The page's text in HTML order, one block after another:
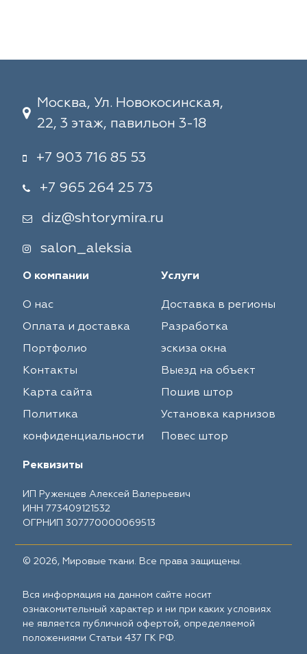
Москва, Ул. Новокосинская,
22, 3 этаж, павильон 3-18
+7 903 716 85 53
+7 965 264 25 73
diz@shtorymira.ru
salon_aleksia
О компании
О нас
Оплата и доставка
Портфолио
Контакты
Карта сайта
Политика
конфиденциальности
Услуги
Доставка в регионы
Разработка
эскиза окна
Выезд на объект
Пошив штор
Установка карнизов
Повес штор
Реквизиты
ИП Руженцев Алексей Валерьевич
ИНН 773409121532
ОГРНИП 307770000069513
© 2026, Мировые ткани. Все права защищены.
Вся информация на данном сайте носит
ознакомительный характер и ни при каких условиях
не является публичной офертой, определяемой
положениями Статьи 437 ГК РФ.